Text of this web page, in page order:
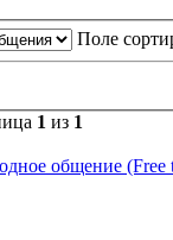
Поле
1 из 1
общение (Free